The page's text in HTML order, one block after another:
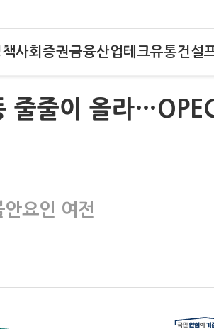
사회 증권금융산업테크유통건설
줄줄이 올라
요인 여전